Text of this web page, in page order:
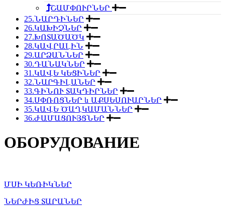
ՇԱՄՓՈՒՐՆԵՐ
25.ՆԱՐԴԻՆԵՐ
26.ԿԱԽԻՉՆԵՐ
27.ԽՈՏԱԾԱԾԿ
28.ԿԱՎՐԱԼԻՆ
29.ԱՐՁԱՆՆԵՐ
30.ԴԱՆԱԿՆԵՐ
31.ԿԱՎԵ ԿԵՑԻՆԵՐ
32.ՆԱՐԳԻԼԱՆԵՐ
33.ԳԻՆՈՒ ՏԱԿԴԻՐՆԵՐ
34.ՍՓՌՈՑՆԵՐ և ԱՔՍԵՍՈՒԱՐՆԵՐ
35.ԿԱՎԵ ԾԱՂԿԱՄԱՆՆԵՐ
36.ԺԱՄԱՑՈՒՅՑՆԵՐ
ОБОРУДОВАНИЕ
ՄՍԻ ԿԵՌԻԿՆԵՐ
ՆԵՐԺԻՑ ՏԱՐԱՆԵՐ